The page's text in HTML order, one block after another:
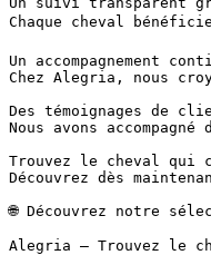
Chaque cheval
Un accompagnement
Chez Alegria, nous
Des témoignages de
Nous avons
Trouvez le cheval qui
Découvrez dès
🌐 Découvrez notre
Alegria – Trouvez le